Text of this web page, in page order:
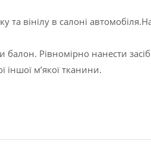
та вінілу в салоні
Рівномірно нанести
іншої м’якої тканини.